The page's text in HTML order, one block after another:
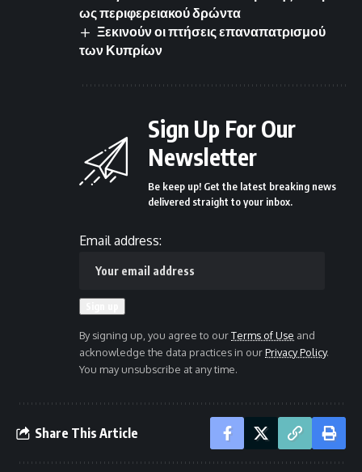
ως περιφερειακού δρώντα
Ξεκινούν οι πτήσεις επαναπατρισμού
των Κυπρίων
Sign Up For Our
Newsletter
Be keep up! Get the latest breaking news
delivered straight to your inbox.
Email address:
By signing up, you agree to ourTerms of Use and
acknowledge the data practices in ourPrivacy Policy.
You may unsubscribe at any time.
Share This Article